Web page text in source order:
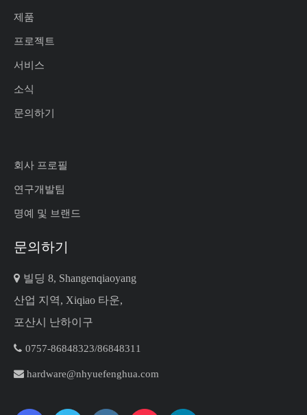
제품
프로젝트
서비스
소식
문의하기
회사 프로필
연구개발팀
명예 및 브랜드
문의하기
 빌딩 8, Shangenqiaoyang
산업 지역, Xiqiao 타운,
포산시 난하이구
 0757-86848323/86848311​​​​​​​
 hardware@nhyuefenghua.com